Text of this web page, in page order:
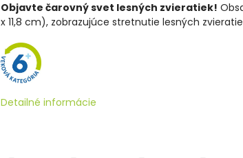
Objavte čarovný svet lesných zvieratiek!
x 11,8 cm), zobrazujúce stretnutie lesných
Detailné informácie